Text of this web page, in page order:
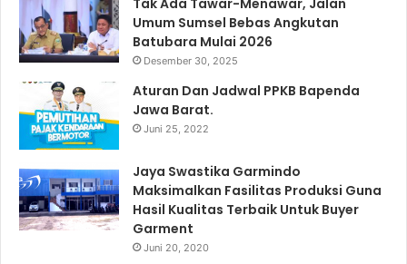
Umum Sumsel Bebas Angkutan
Batubara Mulai 2026
Desember 30, 2025
Aturan Dan Jadwal PPKB Bapenda
Jawa Barat.
Juni 25, 2022
Jaya Swastika Garmindo
Maksimalkan Fasilitas Produksi Guna
Hasil Kualitas Terbaik Untuk Buyer
Garment
Juni 20, 2020